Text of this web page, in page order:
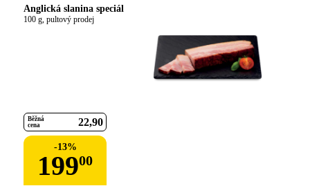
Anglická slanina speciál
100 g, pultový prodej
Běžná
cena
22 90
-13%
19900